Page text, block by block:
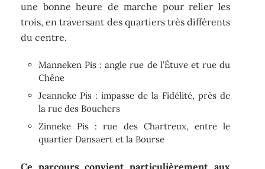
une bonne heure de marche pour relier les
trois, en traversant des quartiers très différents
du centre.
Manneken Pis : angle rue de l’Étuve et rue du
Chêne
Jeanneke Pis : impasse de la Fidélité, près de
la rue des Bouchers
Zinneke Pis : rue des Chartreux, entre le
quartier Dansaert et la Bourse